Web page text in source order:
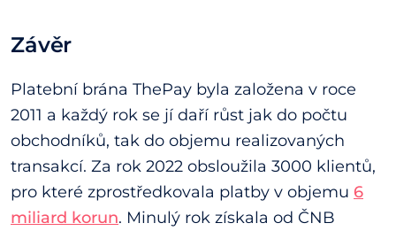
Závěr
Platební brána ThePay byla založena v roce
2011 a každý rok se jí daří růst jak do počtu
obchodníků, tak do objemu realizovaných
transakcí. Za rok 2022 obsloužila 3000 klientů,
pro které zprostředkovala platby v objemu 6
miliard korun. Minulý rok získala od ČNB